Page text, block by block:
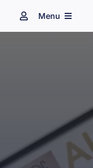
Navigation
à
Menu